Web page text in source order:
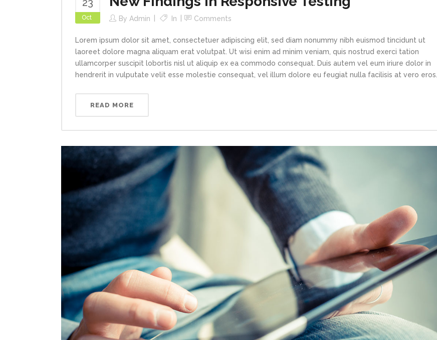
23
Oct By Admin In Comments
Lorem ipsum dolor sit amet, consectetuer adipiscing elit, sed diam nonummy nibh euismod tincidunt ut
laoreet dolore magna aliquam erat volutpat. Ut wisi enim ad minim veniam, quis nostrud exerci tation
ullamcorper suscipit lobortis nisl ut aliquip ex ea commodo consequat. Duis autem vel eum iriure dolor in
hendrerit in vulputate velit esse molestie consequat, vel illum dolore eu feugiat nulla facilisis at vero eros...
READ MORE